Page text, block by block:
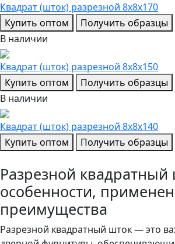
Квадрат (шток) разрезной 8x8x170
Купить оптом
Получить образцы
В наличии
Квадрат (шток) разрезной 8x8x150
Купить оптом
Получить образцы
В наличии
Квадрат (шток) разрезной 8x8x140
Купить оптом
Получить образцы
Разрезной квадратный
особенности,
преимущества
Разрезной квадратный шток — это